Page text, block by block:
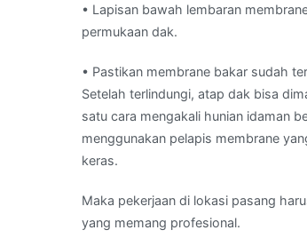
• Lapisan bawah lembaran
permukaan dak.
• Pastikan membrane bakar sudah
Setelah terlindungi, atap dak bisa
satu cara mengakali hunian idaman
menggunakan pelapis membrane
keras.
Maka pekerjaan di lokasi pasang
yang memang profesional.